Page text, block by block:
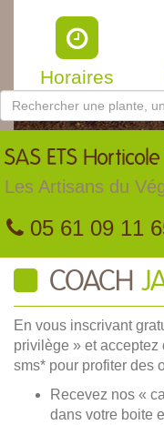
Horaires
SAS ETS Horticole
Les Artisans du
05 61 09 11
COACH
En vous inscrivant
privilège » et
sms* pour profiter des
Recevez nos «
dans votre boite